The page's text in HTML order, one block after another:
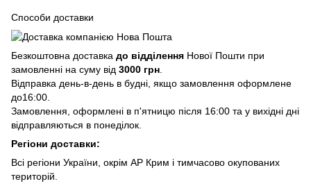
Способи доставки
Безкоштовна доставка до відділення Нової Пошти при
замовленні на суму від 3000 грн.
Відправка день-в-день в будні, якщо замовлення оформлене
до16:00.
Замовлення, оформлені в п'ятницю після 16:00 та у вихідні дні
відправляються в понеділок.
Регіони доставки:
Всі регіони України, окрім АР Крим і тимчасово окупованих
територій.